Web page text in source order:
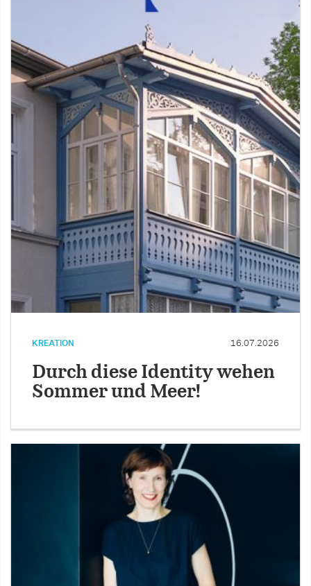
KREATION 16.07.2026
Durch diese Identity wehen
Sommer und Meer!